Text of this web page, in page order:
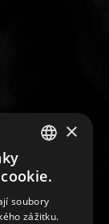
×
soubory
zážitku.